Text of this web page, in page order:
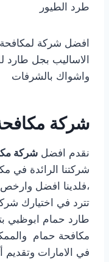
طرد الطيور
افضل شركة
الاساليب بجل
واشواك بالشرفات
شركة
نقدم افضل شركة
شركتنا الرائدة في
،فلدينا افضل
تترد في اختيارك
طارد حمام ابوظبي
مكافحة حمام
في الامارات